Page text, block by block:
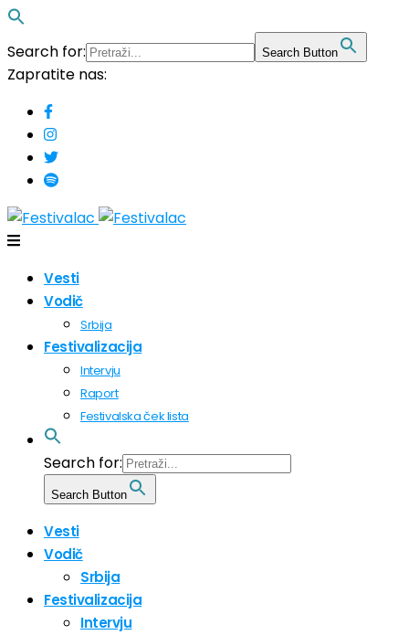
Search for: Search Button
Zapratite nas:
Vesti
Vodič
Srbija
Festivalizacija
Intervju
Raport
Festivalska ček lista
Search for:
Search Button
Vesti
Vodič
Srbija
Festivalizacija
Intervju